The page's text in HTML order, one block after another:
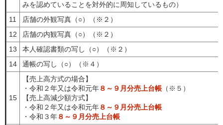
みを認めていることを対外的に周知しているもの）
11
店舗の外観写真（○）（※２）
12
店舗の内観写真（○）（※２）
13
本人確認書類の写し（○）（※２）
14
通帳の写し（○）（※４）
15
【売上高方式の場合】
・令和２年又は令和元年８～９月分売上台帳 （※５）
【売上高減少額方式】
・令和２年又は令和元年８～９月分売上台帳
・令和３年８～９月分売上台帳